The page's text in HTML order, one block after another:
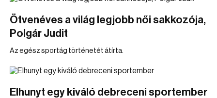
Ötvenéves a világ legjobb női sakkozója,
Polgár Judit
Az egész sportág történetét átírta.
Elhunyt egy kiváló debreceni sportember